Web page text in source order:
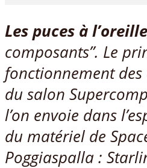
Les puces à l’oreille
composants”. Le
fonctionnement
du salon
l’on envoie dans
du matériel de
Poggiaspalla :